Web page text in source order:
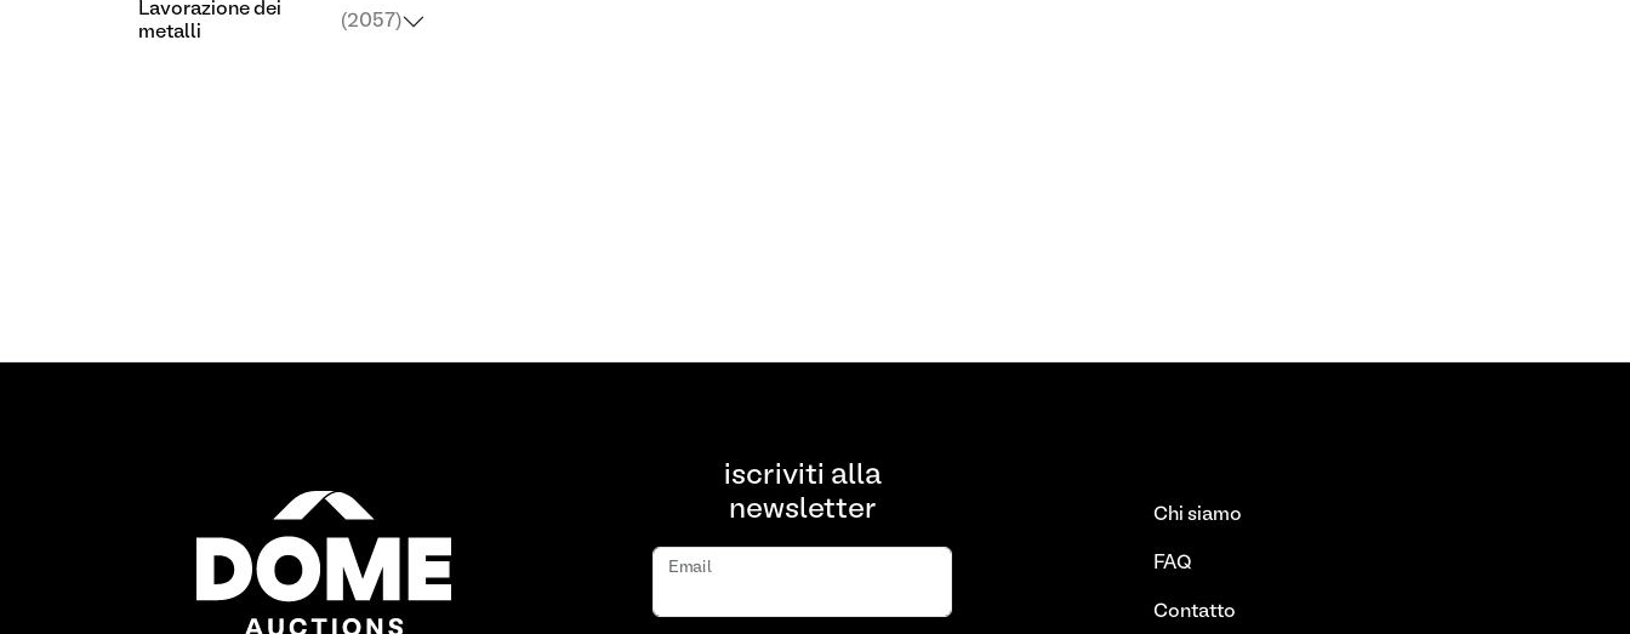
Lavorazione dei
metalli
(2057)
iscriviti alla
newsletter
Email
Chi siamo
FAQ
Contatto